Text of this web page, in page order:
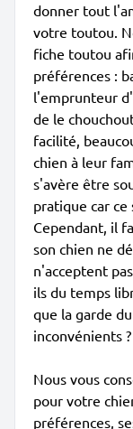
donner tout
votre toutou.
fiche toutou
préférences :
l'emprunteur
de le
facilité,
chien à leur
s'avère être
pratique car ce
Cependant, il
son chien ne
n'acceptent
ils du temps
que la garde
inconvénients ?
Nous vous
pour votre
préférences,